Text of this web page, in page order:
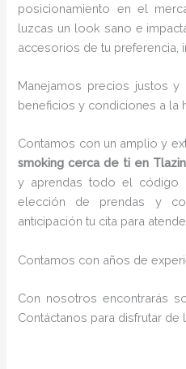
posicionamiento en el
luzcas un look sano e
accesorios de tu preferencia,
Manejamos precios justos y
beneficios y condiciones a la
Contamos con un amplio y
smoking cerca de ti en
y aprendas todo el código
elección de prendas y
anticipación tu cita para
Contamos con años de
Con nosotros encontrarás
Contáctanos para disfrutar de